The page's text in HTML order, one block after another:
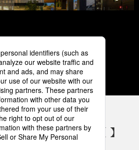
3 4 5
電気設備 SNSアカウント